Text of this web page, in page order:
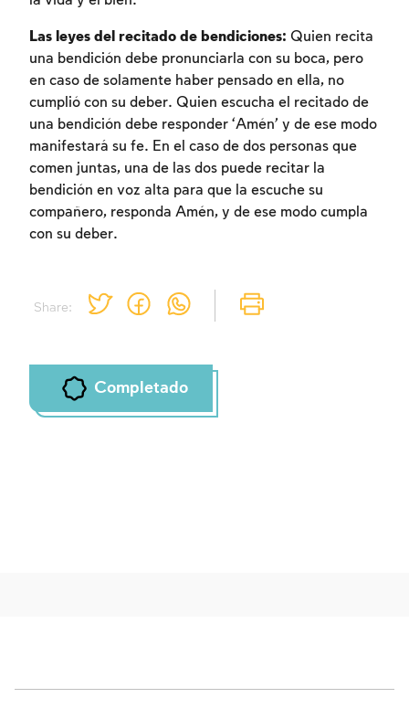
Share:
Las leyes del recitado de bendiciones: Quien recita
una bendición debe pronunciarla con su boca, pero
en caso de solamente haber pensado en ella, no
cumplió con su deber. Quien escucha el recitado de
una bendición debe responder ‘Amén’ y de ese modo
manifestará su fe. En el caso de dos personas que
comen juntas, una de las dos puede recitar la
bendición en voz alta para que la escuche su
compañero, responda Amén, y de ese modo cumpla
con su deber.
Completado